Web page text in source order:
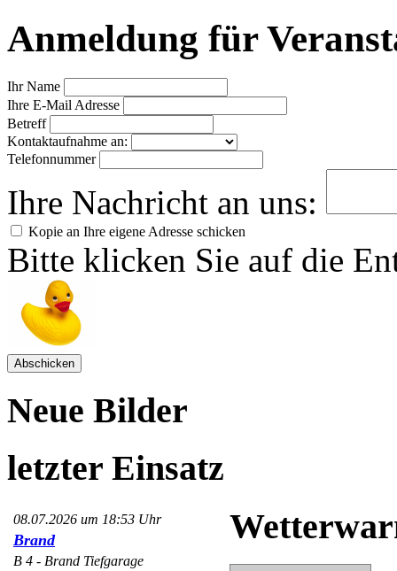
Anmeldung für
Ihr Name
Ihre E-Mail Adresse
Betreff
Kontaktaufnahme an:
Telefonnummer
Ihre Nachricht an uns:
Kopie an Ihre eigene Adresse schicken
Bitte klicken Sie auf die
Neue Bilder
letzter Einsatz
08.07.2026 um 18:53 Uhr
Brand
B 4 - Brand Tiefgarage